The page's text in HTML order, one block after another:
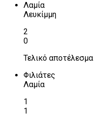
Λαμία
Λευκίμμη
2
0
Τελικό αποτέλεσμα
Φιλιάτες
Λαμία
1
1